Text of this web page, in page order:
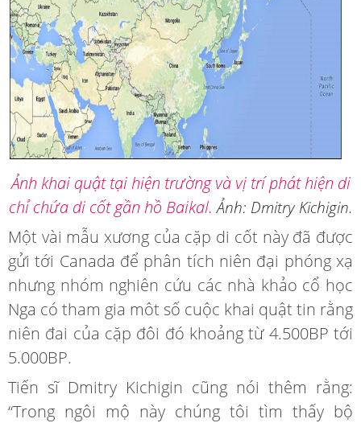
Ảnh khai quật tại hiện trường và vị trí phát hiện di
chỉ chứa di cốt gần hồ Baikal.Ảnh: Dmitry Kichigin.
Một vài mẫu xương của cặp di cốt này đã được
gửi tới Canada để phân tích niên đại phóng xạ
nhưng nhóm nghiên cứu các nhà khảo cổ học
Nga có tham gia môt số cuộc khai quật tin rằng
niên đai của cặp đôi đó khoảng từ 4.500BP tới
5.000BP.
Tiến sĩ Dmitry Kichigin cũng nói thêm rằng:
“Trong ngôi mộ này chúng tôi tìm thấy bộ